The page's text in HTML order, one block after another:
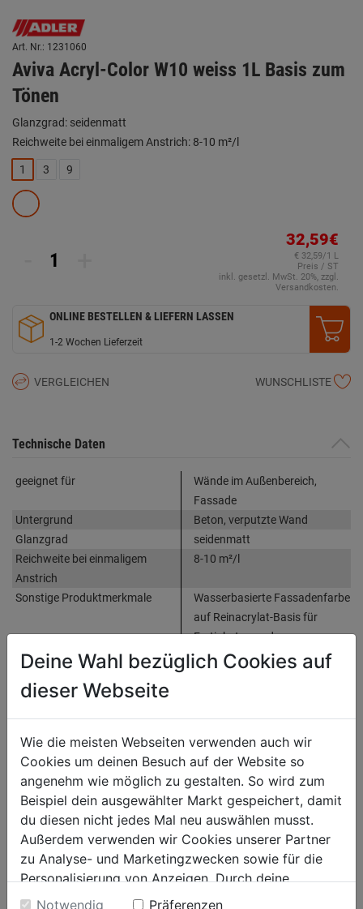
Art. Nr.: 1231060
Aviva Acryl-Color W10 weiss 1L Basis zum
Tönen
Glanzgrad: seidenmatt
Reichweite bei einmaligem Anstrich: 8-10 m²/l
1 3 9
32,59€
€ 32,59/1 L
Preis / ST
inkl. gesetzl. MwSt. 20%, zzgl.
Versandkosten.
ONLINE BESTELLEN & LIEFERN LASSEN
1-2 Wochen Lieferzeit
VERGLEICHEN WUNSCHLISTE
Technische Daten
geeignet für
Wände im Außenbereich,
Fassade
Untergrund
Beton, verputzte Wand
Glanzgrad
seidenmatt
Reichweite bei einmaligem
Anstrich
8-10 m²/l
Sonstige Produktmerkmale
Wasserbasierte Fassadenfarbe
auf Reinacrylat-Basis für
Fertigbeton und
Faserzementplatten
HERSTELLERINFORMATIONEN
WEITERE PRODUKTE AUS DIESER
KATEGORIE
Deine Wahl bezüglich Cookies auf
dieser Webseite
Wie die meisten Webseiten verwenden auch wir
Cookies um deinen Besuch auf der Website so
angenehm wie möglich zu gestalten. So wird zum
Beispiel dein ausgewählter Markt gespeichert, damit
du diesen nicht jedes Mal neu auswählen musst.
Außerdem verwenden wir Cookies unserer Partner
zu Analyse- und Marketingzwecken sowie für die
Personalisierung von Anzeigen. Durch deine
Einwilligung werden die Daten von Drittanbieter,
Notwendig
Präferenzen